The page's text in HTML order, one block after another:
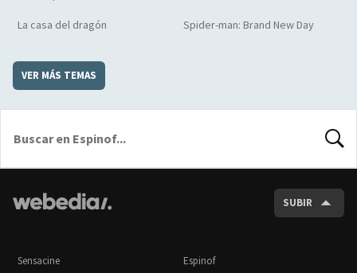
La casa del dragón Spider-man: Brand New Day
VER MÁS TEMAS
SUBIR
Sensacine Espinof